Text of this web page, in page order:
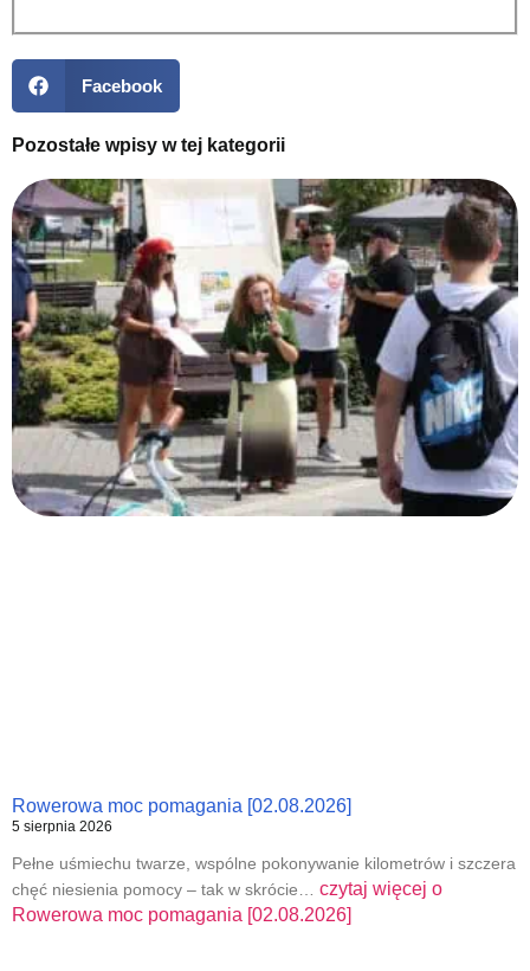
Facebook
Pozostałe wpisy w tej kategorii
Rowerowa moc pomagania [02.08.2026]
5 sierpnia 2026
Pełne uśmiechu twarze, wspólne pokonywanie kilometrów i szczera
chęć niesienia pomocy – tak w skrócie… czytaj więcej o
Rowerowa moc pomagania [02.08.2026]